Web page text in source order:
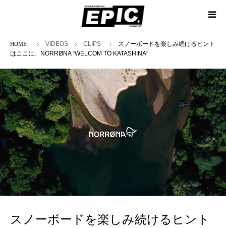
ホームVIDEOS CLIPS
スノーボードを楽しみ続けるヒント
はここに。NORRØNA “WELCOM TO KATASHINA”
スノーボードを楽しみ続けるヒント